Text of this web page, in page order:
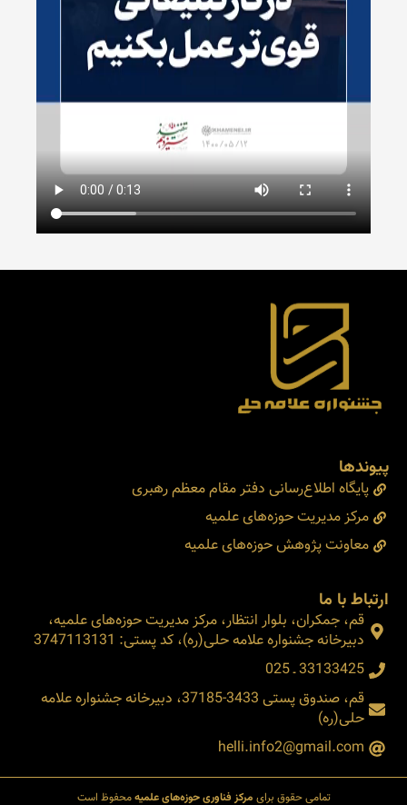
پیوندها
پایگاه اطلاع‌رسانی دفتر مقام معظم رهبری
مرکز مدیریت حوزه‌های علمیه
معاونت پژوهش حوزه‌های علمیه
ارتباط با ما
قم، جمکران، بلوار انتظار، مرکز مدیریت حوزه‌های علمیه،
دبیرخانه جشنواره علامه حلی(ره)، کد پستی: 3747113131
33133425 ـ 025
قم، صندوق پستی 3433-37185، دبیرخانه جشنواره علامه
حلی(ره)
helli.info2@gmail.com
تمامی حقوق برایمرکز فناوری حوزه‌های علمیهمحفوظ است